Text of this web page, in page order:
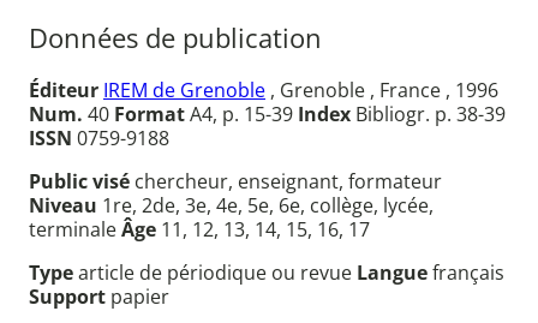
Données de publication
Éditeur IREM de Grenoble , Grenoble , France , 1996
Num. 40 FormatA4, p. 15-39 Index Bibliogr. p. 38-39
ISSN 0759-9188
Public visé chercheur, enseignant, formateur
Niveau 1re, 2de, 3e, 4e, 5e, 6e, collège, lycée,
terminaleÂge 11, 12, 13, 14, 15, 16, 17
Typearticle de périodique ou revue Languefrançais
Support papier